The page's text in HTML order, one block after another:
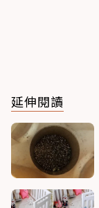
延伸閱讀